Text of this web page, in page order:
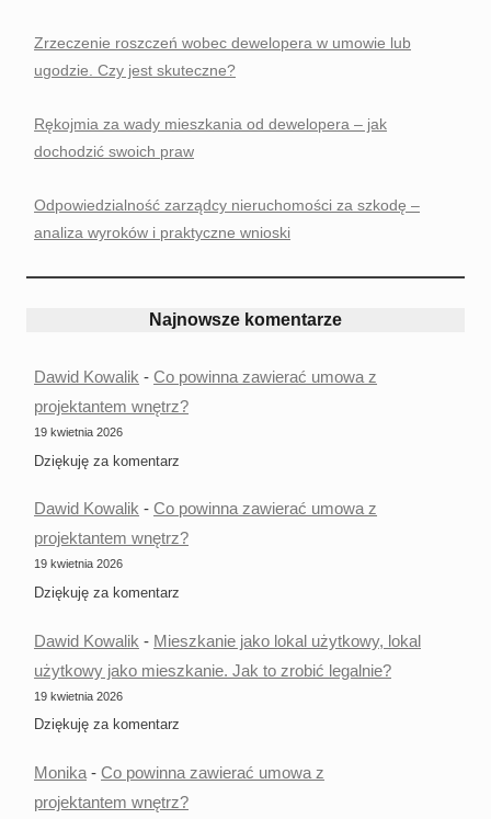
Zrzeczenie roszczeń wobec dewelopera w umowie lub
ugodzie. Czy jest skuteczne?
Rękojmia za wady mieszkania od dewelopera – jak
dochodzić swoich praw
Odpowiedzialność zarządcy nieruchomości za szkodę –
analiza wyroków i praktyczne wnioski
Najnowsze komentarze
Dawid Kowalik -Co powinna zawierać umowa z
projektantem wnętrz?
19 kwietnia 2026
Dziękuję za komentarz
Dawid Kowalik -Co powinna zawierać umowa z
projektantem wnętrz?
19 kwietnia 2026
Dziękuję za komentarz
Dawid Kowalik - Mieszkanie jako lokal użytkowy, lokal
użytkowy jako mieszkanie. Jak to zrobić legalnie?
19 kwietnia 2026
Dziękuję za komentarz
Monika -Co powinna zawierać umowa z
projektantem wnętrz?